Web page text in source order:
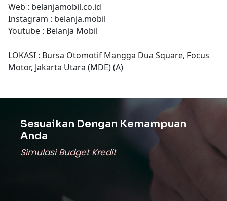
Web : belanjamobil.co.id
Instagram : belanja.mobil
Youtube : Belanja Mobil
LOKASI : Bursa Otomotif Mangga Dua Square, Focus
Motor, Jakarta Utara (MDE) (A)
Sesuaikan Dengan Kemampuan
Anda
Simulasi Budget Kredit